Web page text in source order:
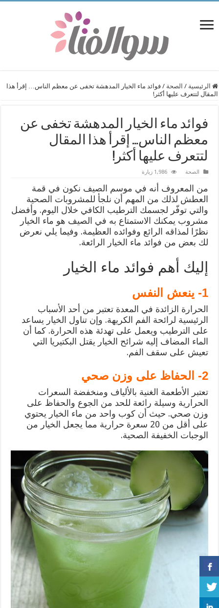
الرئيسية / الصحة / فوائد ماء الخيار المدهشة تخفى عن معظم الناس… إقرأ هذا
المقال لتتعرف عليها أكثر!
فوائد ماء الخيار المدهشة تخفى عن
معظم الناس… إقرأ هذا المقال
لتتعرف عليها أكثر!
الصحة 1,986 زيارة
من المعروف أنه في موسم الصيف نكون في قمة
العطش لذلك من المهم أن نلجأ للمشروبات الصحية
والتي توفّر لجسمك الترطيب الكافي خلال اليوم. وأفضل
مشروب يمكنك الاستمتاع به في الصيف هو ماء الخيار
نظرًا لمذاقه الرائع وفوائده العظيمة. وفيما يلي نعرض
لك بعض من فوائد ماء الخيار الرائعة.
إليك أهم فوائد ماء الخيار
1- ينعش النفس
الحرارة الزائدة في المعدة تعتبر من أحد الأسباب
الرئيسية لرائحة الفم الكريهة. وإن تناول الخيار يساعد
على الترطيب ويعمل على تهدئة هذه الحرارة. كما أن
الماء المضاف إليه شرائح الخيار يقتل البكتيريا التي
تعيش على سقف الفم.
2- الحفاظ على وزن صحي
تعتبر الأطعمة الغنية بالألياف ومنخفضة السعرات
الحرارية وسيلة رائعة للحد من الجوع والحفاظ على
وزن صحي. حيث أن كوب واحد من ماء الخيار يحتوي
على أقل من 20 سعرة حرارية مما يجعل الخيار من
الوجبات الخفيفة الصحية.